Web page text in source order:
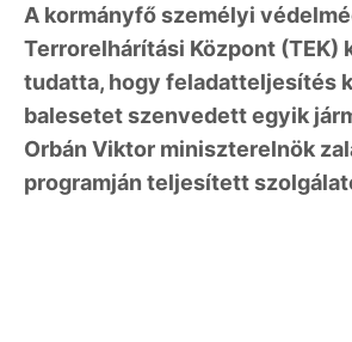
A kormányfő személyi
Terrorelhárítási Központ (TEK)
tudatta, hogy feladatteljesítés
balesetet szenvedett egyik
Orbán Viktor miniszterelnök
programján teljesített